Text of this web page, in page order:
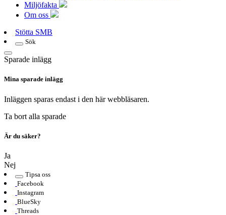
Miljöfakta
Om oss
Stötta SMB
Sök
Sparade inlägg
Mina sparade inlägg
Inläggen sparas endast i den här webbläsaren.
Ta bort alla sparade
Är du säker?
Ja
Nej
Tipsa oss
Facebook
Instagram
BlueSky
Threads